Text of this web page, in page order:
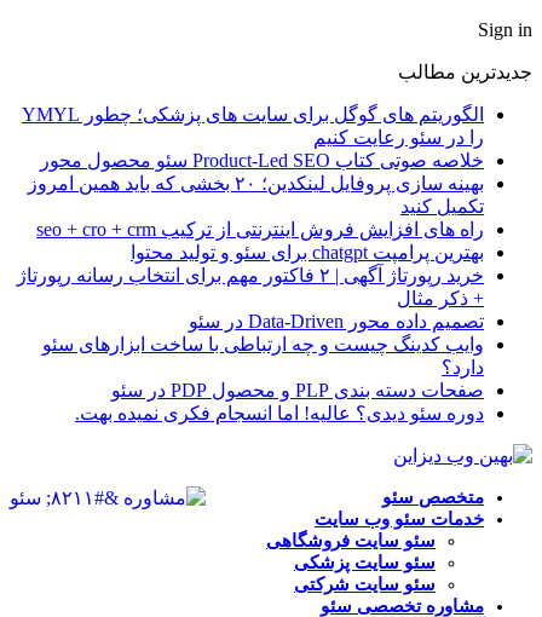
Sign in
جدیدترین مطالب
الگوریتم های گوگل برای سایت های پزشکی؛ چطور YMYL
را در سئو رعایت کنیم
خلاصه صوتی کتاب Product-Led SEO سئو محصول‌ محور
بهینه سازی پروفایل لینکدین؛ ۲۰ بخشی که باید همین امروز
تکمیل کنید
راه های افزایش فروش اینترنتی از ترکیب seo + cro + crm
بهترین پرامپت chatgpt برای سئو و تولید محتوا
خرید رپورتاژ آگهی | ۲ فاکتور مهم برای انتخاب رسانه رپورتاژ
+ ذکر مثال
تصمیم داده محور Data-Driven در سئو
وایب کدینگ چیست و چه ارتباطی با ساخت ابزارهای سئو
دارد؟
صفحات دسته بندی PLP و محصول PDP در سئو
دوره سئو دیدی؟ عالیه! اما انسجام فکری نمیده بهت.
متخصص سئو
خدمات سئو وب سایت
سئو سایت فروشگاهی
سئو سایت پزشکی
سئو سایت شرکتی
مشاوره تخصصی سئو